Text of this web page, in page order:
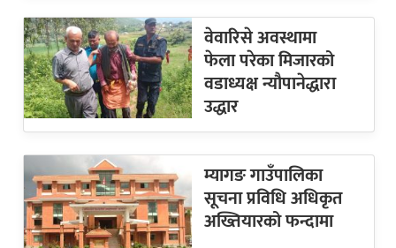
वेवारिसे अवस्थामा
फेला परेका मिजारको
वडाध्यक्ष न्यौपानेद्धारा
उद्धार
म्यागङ गाउँपालिका
सूचना प्रविधि अधिकृत
अख्तियारको फन्दामा